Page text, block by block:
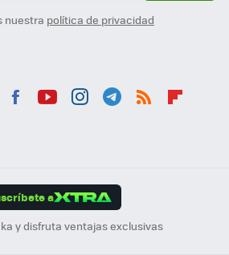
nuestra política de privacidad
a
y disfruta ventajas exclusivas